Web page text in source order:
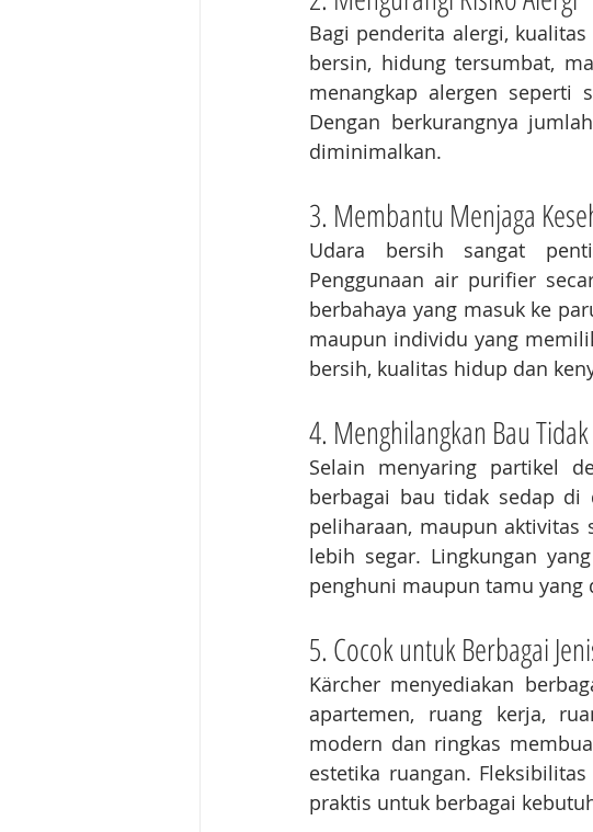
Bagi penderita alergi,
bersin, hidung tersumbat,
menangkap alergen seperti
Dengan berkurangnya
diminimalkan.
3. Membantu Menjaga
Udara bersih sangat
Penggunaan air purifier
berbahaya yang masuk ke
maupun individu yang
bersih, kualitas hidup dan
4. Menghilangkan Bau
Selain menyaring partikel
berbagai bau tidak sedap di
peliharaan, maupun aktivitas
lebih segar. Lingkungan
penghuni maupun tamu yang
5. Cocok untuk Berbagai
Kärcher menyediakan
apartemen, ruang kerja,
modern dan ringkas
estetika ruangan.
praktis untuk berbagai